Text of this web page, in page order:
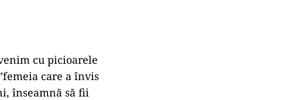
cu picioarele
care a învis
înseamnă să fii